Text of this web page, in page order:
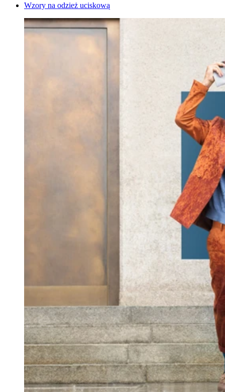
Wzory na odzież uciskową